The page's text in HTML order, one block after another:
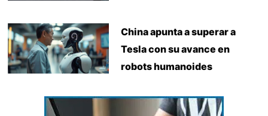
China apunta a superar a
Tesla con su avance en
robots humanoides